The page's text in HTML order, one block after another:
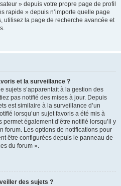
» depuis votre propre page de profil
rapide » depuis n’importe quelle page
utilisez la page de recherche avancée et
et la surveillance ?
sujets s’apparentait à la gestion des
pas notifié des mises à jour. Depuis
est similaire à la surveillance d’un
lorsqu’un sujet favoris a été mis à
également d’être notifié lorsqu’il y
forum. Les options de notifications pour
être configurées depuis le panneau de
du forum ».
des sujets ?